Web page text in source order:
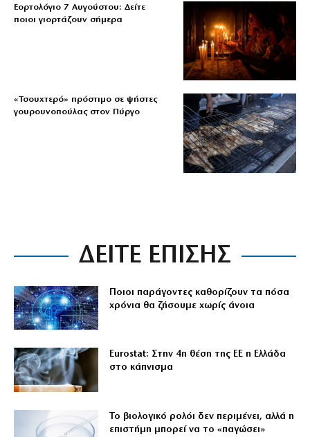
Εορτολόγιο 7 Αυγούστου: Δείτε
ποιοι γιορτάζουν σήμερα
«Τσουχτερό» πρόστιμο σε ψήστες
γουρουνοπούλας στον Πύργο
ΔΕΙΤΕ ΕΠΙΣΗΣ
Ποιοι παράγοντες καθορίζουν τα πόσα
χρόνια θα ζήσουμε χωρίς άνοια
Eurostat: Στην 4η θέση της ΕΕ η Ελλάδα
στο κάπνισμα
Το βιολογικό ρολόι δεν περιμένει, αλλά η
επιστήμη μπορεί να το «παγώσει»